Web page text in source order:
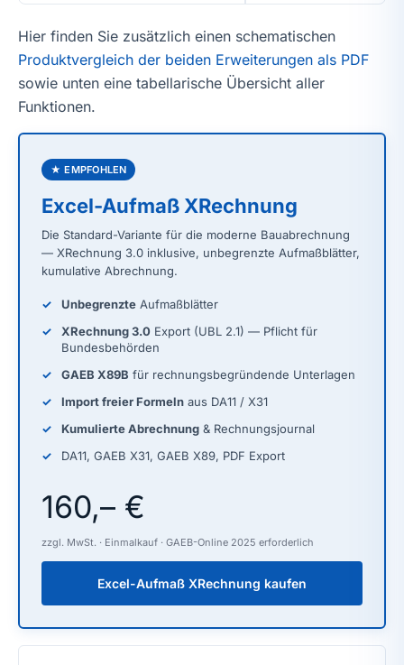
Hier finden Sie zusätzlich einen schematischen
Produktvergleich der beiden Erweiterungen als PDF
sowie unten eine tabellarische Übersicht aller
Funktionen.
★ EMPFOHLEN
Excel-Aufmaß XRechnung
Die Standard-Variante für die moderne Bauabrechnung
— XRechnung 3.0 inklusive, unbegrenzte Aufmaßblätter,
kumulative Abrechnung.
Unbegrenzte Aufmaßblätter
XRechnung 3.0 Export (UBL 2.1) — Pflicht für
Bundesbehörden
GAEB X89B für rechnungsbegründende Unterlagen
Import freier Formeln aus DA11 / X31
Kumulierte Abrechnung & Rechnungsjournal
DA11, GAEB X31, GAEB X89, PDF Export
160,– €
zzgl. MwSt. · Einmalkauf · GAEB-Online 2025 erforderlich
Excel-Aufmaß XRechnung kaufen